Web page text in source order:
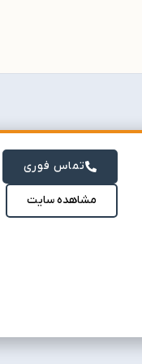
تماس فوری
مشاهده سایت